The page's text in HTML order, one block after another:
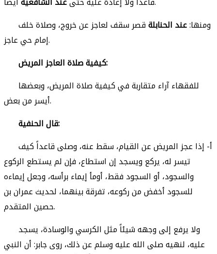
ومنها:عند الحنابلةقصر سقف لعاجز عن خروج، وصلاة خلف
إمام حي عاجز.
كيفية صلاة العاجز المريض:
أيسر من بعض.
قال الحنفية:
تيسر له، يركع ويسجد إن استطاع، فإن لم يستطع الركوع
والسجود، أو السجود فقط، أومأ إيماء برأسه، وجعل إيماءه
للسجود أخفض من ركوعه، تفرقة بينهما، لحديث عمران بن
حصين المتقدم.
عليه، لنهيه صلى الله عليه وسلم عن ذلك، روى جابر: أن النبي